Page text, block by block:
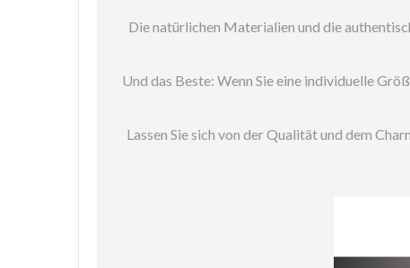
Die natürlichen Materialien und die
Und das Beste: Wenn Sie eine individuelle
Lassen Sie sich von der Qualität und dem